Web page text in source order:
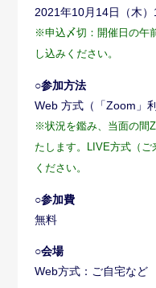
2021年10月14日（木
※申込〆切：開催日の午
し込みください。
○参加方法
Web 方式（「Zoom」
※状況を鑑み、当面の間
たします。LIVE方式（
ください。
○参加費
無料
○会場
Web方式：ご自宅など